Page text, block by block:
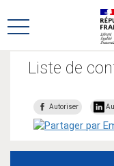
au
menu
au
contenu
Ouvrir
menu
principal
Liste de
Autoriser